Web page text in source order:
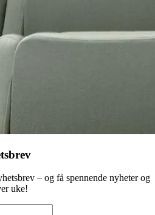
– og få spennende nyheter og
uke!